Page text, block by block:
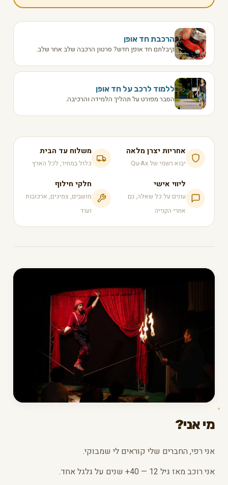
הרכבת חד אופן
קיבלתם חד אופן חדש? סרטון הרכבה שלב אחר שלב.
ללמוד לרכב על חד אופן
הסבר מפורט על תהליך הלמידה והרכיבה.
אחריות יצרן מלאה
יבוא רשמי של Qu-Ax
משלוח עד הבית
כלול במחיר, לכל הארץ
ליווי אישי
עונים על כל שאלה, גם
אחרי הקנייה
חלקי חילוף
מושבים, צמיגים, ארכובות
ועוד
מי אני?
אני רפי, החברים שלי קוראים לי שמבוקי.
אני רוכב מאז גיל 12 — 40+ שנים על גלגל אחד.